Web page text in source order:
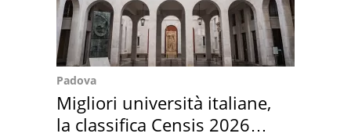
Padova
Migliori università italiane,
la classifica Censis 2026